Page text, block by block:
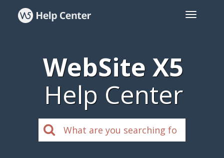
WebSite X5
Help Center